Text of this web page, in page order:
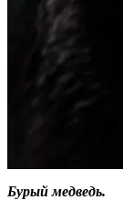
Бурый медведь.